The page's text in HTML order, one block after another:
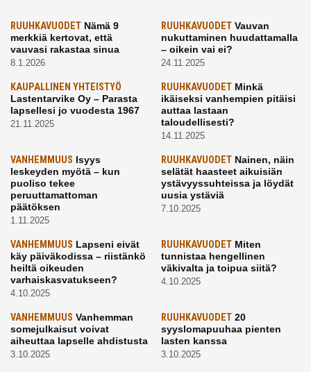
RUUHKAVUODET Nämä 9
merkkiä kertovat, että
vauvasi rakastaa sinua
8.1.2026
RUUHKAVUODETVauvan
nukuttaminen huudattamalla
– oikein vai ei?
24.11.2025
KAUPALLINEN YHTEISTYÖ
Lastentarvike Oy – Parasta
lapsellesi jo vuodesta 1967
21.11.2025
RUUHKAVUODETMinkä
ikäiseksi vanhempien pitäisi
auttaa lastaan
taloudellisesti?
14.11.2025
VANHEMMUUS Isyys
leskeyden myötä – kun
puoliso tekee
peruuttamattoman
päätöksen
1.11.2025
RUUHKAVUODETNainen, näin
selätät haasteet aikuisiän
ystävyyssuhteissa ja löydät
uusia ystäviä
7.10.2025
VANHEMMUUS Lapseni eivät
käy päiväkodissa – riistänkö
heiltä oikeuden
varhaiskasvatukseen?
4.10.2025
RUUHKAVUODETMiten
tunnistaa hengellinen
väkivalta ja toipua siitä?
4.10.2025
VANHEMMUUS Vanhemman
somejulkaisut voivat
aiheuttaa lapselle ahdistusta
3.10.2025
RUUHKAVUODET20
syyslomapuuhaa pienten
lasten kanssa
3.10.2025